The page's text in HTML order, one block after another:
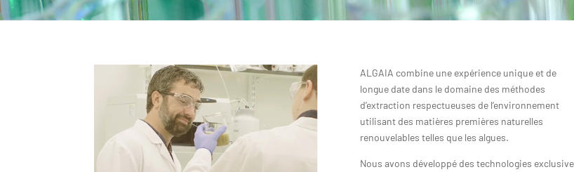
ALGAIA combine une expérience unique et de
longue date dans le domaine des méthodes
d’extraction respectueuses de l’environnement
utilisant des matières premières naturelles
renouvelables telles que les algues.
Nous avons développé des technologies